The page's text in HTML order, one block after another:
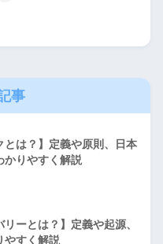
事
とは？】定義や原則、日本
かりやすく解説
リーとは？】定義や起源、
やすく解説